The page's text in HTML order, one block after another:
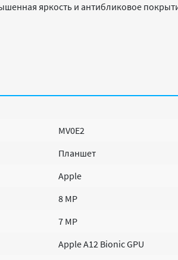
яркость и антибликовое
MV0E2
Планшет
Apple
8 MP
7 MP
Apple A12 Bionic GPU